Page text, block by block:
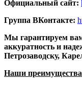
Официальный сайт:
Группа ВКонтакте:
Мы гарантируем
аккуратность и
Петрозаводску,
Наши